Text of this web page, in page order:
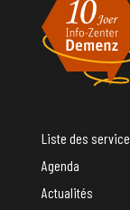
Liste des
Agenda
Actualités